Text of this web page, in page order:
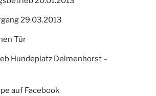
29.03.2013
Tür
Hundeplatz Delmenhorst –
auf Facebook